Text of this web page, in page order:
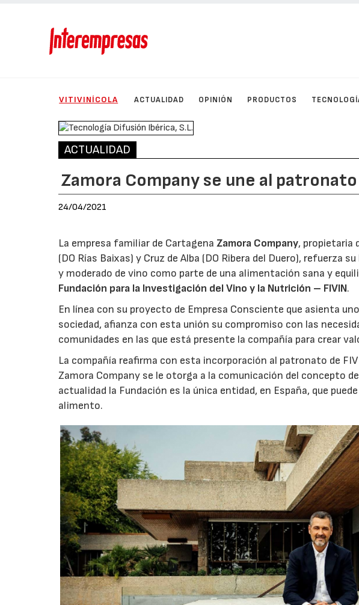
VITIVINÍCOLA ACTUALIDAD OPINIÓN PRODUCTOS
ACTUALIDAD
Zamora Company se une al patronato
24/04/2021
La empresa familiar de CartagenaZamora Company, propietaria
(DO Rías Baixas) y Cruz de Alba (DO Ribera del Duero), refuerza
y moderado de vino como parte de una alimentación sana y
Fundación para la Investigación del Vino y la Nutrición – FIVIN.
En línea con su proyecto de Empresa Consciente que asienta
sociedad, afianza con esta unión su compromiso con las
comunidades en las que está presente la compañía para crear
La compañía reafirma con esta incorporación al patronato de
Zamora Company se le otorga a la comunicación del concepto
actualidad la Fundación es la única entidad, en España, que
alimento.